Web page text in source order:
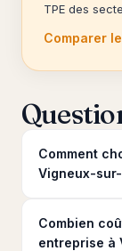
TPE des
Comparer
Comment
Vigneux-
Combien
entreprise à